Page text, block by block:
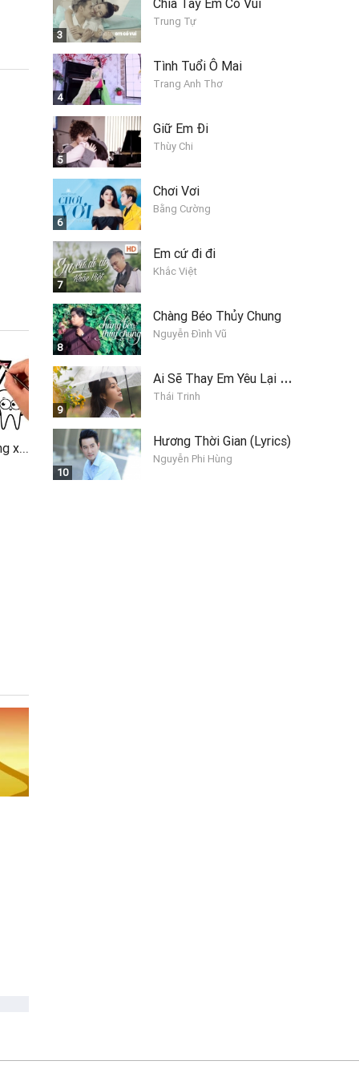
Bé tập vẽ và tô màu răng xinh
3
Chia Tay Em Có Vui
Trung Tự
4
Tình Tuổi Ô Mai
Trang Anh Thơ
5
Giữ Em Đi
Thùy Chi
6
Chơi Vơi
Bằng Cường
7
Em cứ đi đi
Khắc Việt
8
Chàng Béo Thủy Chung
Nguyễn Đình Vũ
9
A
i Sẽ Thay Em Yêu Lại Anh
Thái Trinh
10
Hương Thời Gian (Lyrics)
Nguyễn Phi Hùng